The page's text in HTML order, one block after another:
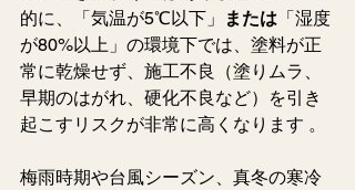
的に、「気温が5℃以下」
または 「湿度
が80%以上」の環境下では、塗料が正
常に乾燥せず、施工不良（塗りムラ、
早期のはがれ、硬化不良など）を引き
起こすリスクが非常に高くなります 。
梅雨時期や台風シーズン、真冬の寒冷